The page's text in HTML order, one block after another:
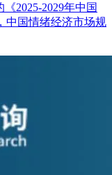
2025-2029年中国
中国情绪经济市场规